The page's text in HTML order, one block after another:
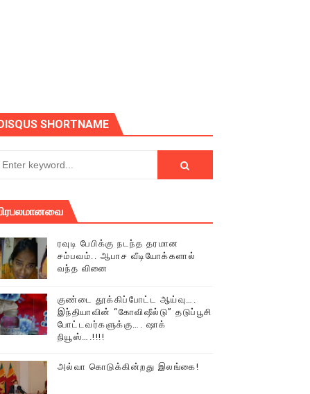
SHORTNAME
ரவுடி பேபிக்கு நடந்த தரமான
சம்பவம்.. ஆபாச வீடியோக்களால்
வந்த வினை
குண்டை தூக்கிப்போட்ட ஆய்வு….
இந்தியாவின் “கோவிஷீல்டு” தடுப்பூசி
போட்டவர்களுக்கு…. ஷாக்
நியூஸ்….!!!!
அல்வா கொடுக்கின்றது இலங்கை!